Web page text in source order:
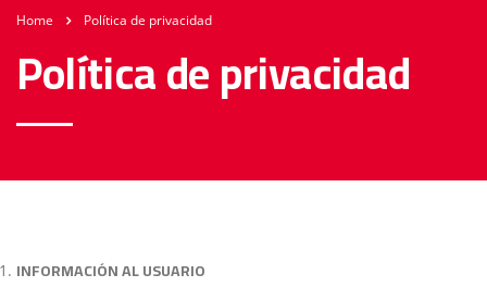
Home Política de privacidad
Política de privacidad
INFORMACIÓN AL USUARIO